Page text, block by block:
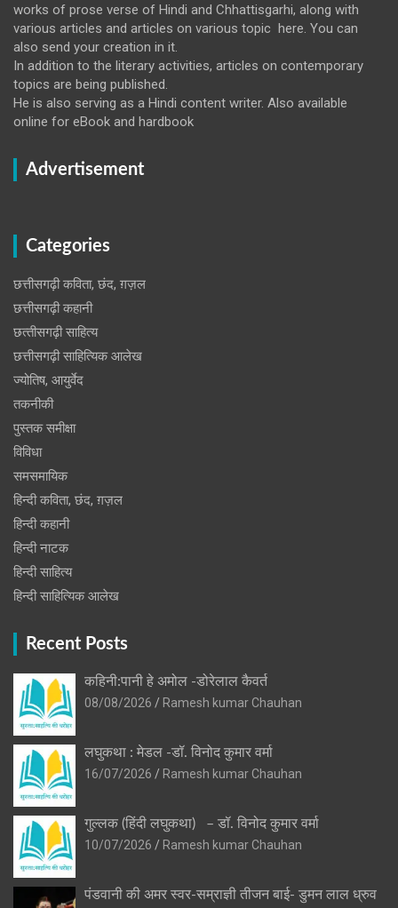
works of prose verse of Hindi and Chhattisgarhi, along with
various articles and articles on various topic here. You can
also send your creation in it.
In addition to the literary activities, articles on contemporary
topics are being published.
He is also serving as a Hindi content writer. Also available
online for eBook and hardbook
Advertisement
Categories
छत्तीसगढ़ी कविता, छंद, ग़ज़ल
छत्तीसगढ़ी कहानी
छत्‍तीसगढ़ी साहित्‍य
छत्तीसगढ़ी साहित्यिक आलेख
ज्योतिष, आयुर्वेद
तकनीकी
पुस्‍तक समीक्षा
विविधा
समसमायिक
हिन्दी कविता, छंद, ग़ज़ल
हिन्दी कहानी
हिन्‍दी नाटक
हिन्दी साहित्य
हिन्दी साहित्यिक आलेख
Recent Posts
कहिनी:पानी हे अमोल -डोरेलाल कैवर्त
08/08/2026
Ramesh kumar Chauhan
लघुकथा : मेडल -डॉ. विनोद कुमार वर्मा
16/07/2026
Ramesh kumar Chauhan
गुल्लक (हिंदी लघुकथा) – डॉ. विनोद कुमार वर्मा
10/07/2026
Ramesh kumar Chauhan
पंडवानी की अमर स्वर-सम्राज्ञी तीजन बाई- डुमन लाल ध्रुव